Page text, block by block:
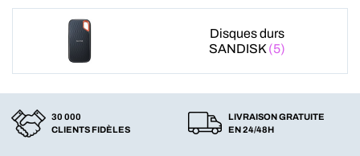
Disques durs
SANDISK (5)
30 000
CLIENTS FIDÈLES
LIVRAISON GRATUITE
EN 24/48H